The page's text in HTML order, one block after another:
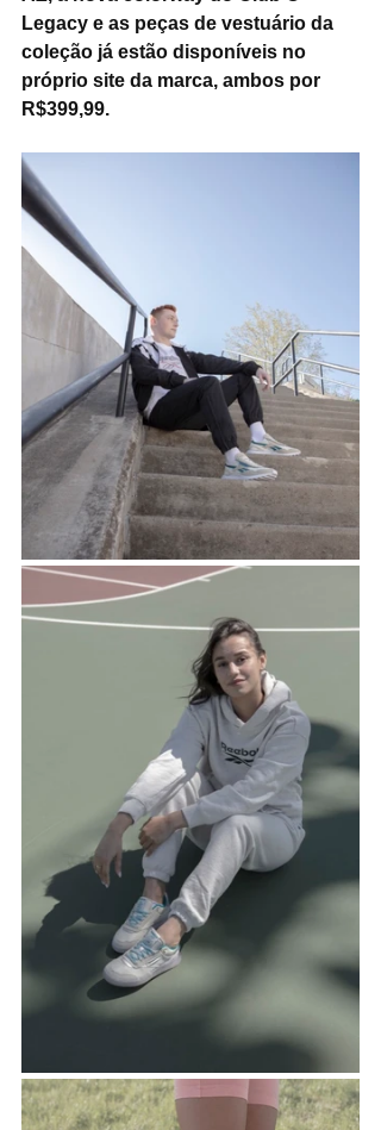
Legacy e as peças de vestuário da
coleção já estão disponíveis no
próprio site da marca, ambos por
R$399,99.